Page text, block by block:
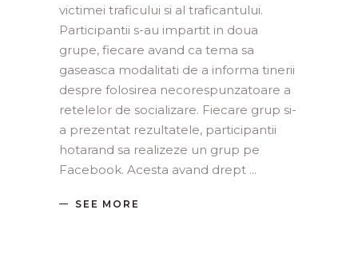
victimei traficului si al traficantului.
Participantii s-au impartit in doua
grupe, fiecare avand ca tema sa
gaseasca modalitati de a informa tinerii
despre folosirea necorespunzatoare a
retelelor de socializare. Fiecare grup si-
a prezentat rezultatele, participantii
hotarand sa realizeze un grup pe
Facebook. Acesta avand drept
SEE MORE